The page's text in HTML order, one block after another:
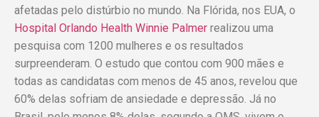
afetadas pelo distúrbio no mundo. Na Flórida, nos EUA, o
Hospital Orlando Health Winnie Palmer realizou uma
pesquisa com 1200 mulheres e os resultados
surpreenderam. O estudo que contou com 900 mães e
todas as candidatas com menos de 45 anos, revelou que
60% delas sofriam de ansiedade e depressão. Já no